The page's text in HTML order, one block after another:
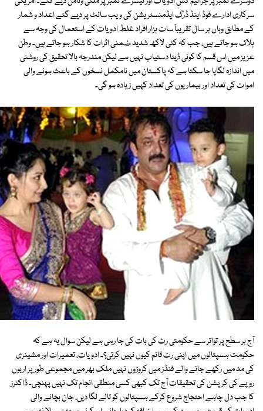
سرکاری ادارے فوڈ اینڈ ڈرگ ایڈمنسٹریشن کی ویب سائٹ پر دیے گئے اعداد و شمار
کے مطابق وہاں ہر سال تقریباً سات ہزار افراد غلط ادویات کے استعمال کی وجہ سے
ہلاک ہو جاتے ہیں، جب کہ کئی لاکھ شدید ضمنی اثرات کا شکار ہو جاتے ہیں۔ وطن
عزیز میں اس قسم کا کوئی ڈیٹا دستیاب نہیں ہے لیکن مندرجہ بالا تحقیق کی روشنی
میں اندازہ لگایا جا سکتا ہے کہ پاکستان میں نامکمل نسخوں کے باعث ہونے والی
اموات کی تعداد اور بیماریوں کی تعداد کہیں زیادہ ہو گی۔
آج ہر سطح پر تواتر سے حکومتی رٹ کی بات کی جا رہی ہے لیکن سوال یہ ہے کہ
حکومت ہسپتالوں میں اپنی رٹ قائم کیوں نہیں کرتی؟۔ ادویات، تعمیرات اور مشینری
کی مد میں رکھے جانے والے فنڈز میں کروڑوں نہیں ملک بھر میں مجموعی طور پر اربوں
روپے کی کرپشن کی تحقیقات آج تک کبھی کسی منطقی انجام تک نہیں پہنچی۔ ڈاکٹرز
کا جب دل چاہے احتجاج شروع کرکے ہسپتالوں کو تالے لگا دیں، جان بچانے والی